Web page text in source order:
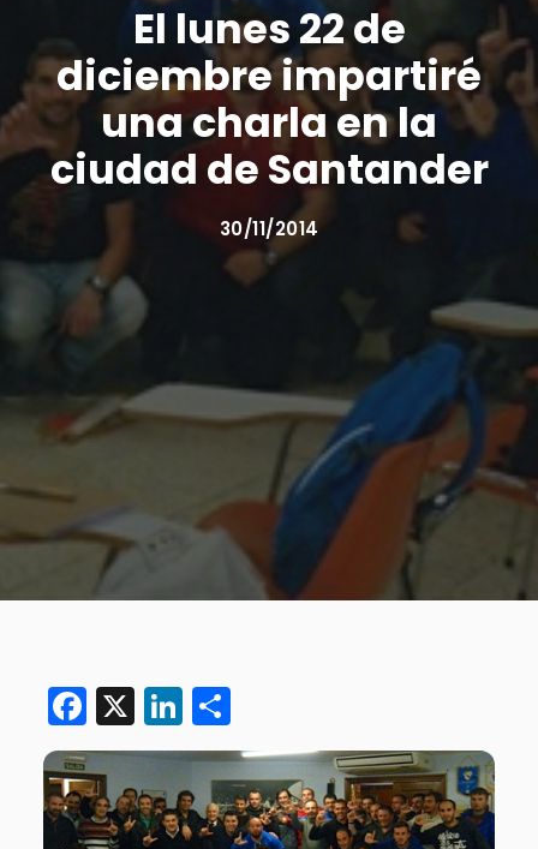
El lunes 22 de
diciembre impartiré
una charla en la
ciudad de Santander
30/11/2014
Facebook
X LinkedIn